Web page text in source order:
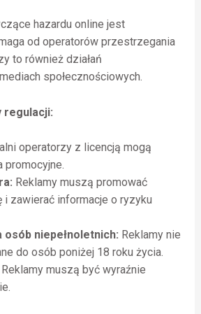
hazardu online jest
od operatorów przestrzegania
to również działań
społecznościowych.
regulacji:
operatorzy z licencją mogą
promocyjne.
Reklamy muszą promować
zawierać informacje o ryzyku
osób niepełnoletnich: Reklamy nie
do osób poniżej 18 roku życia.
Reklamy muszą być wyraźnie